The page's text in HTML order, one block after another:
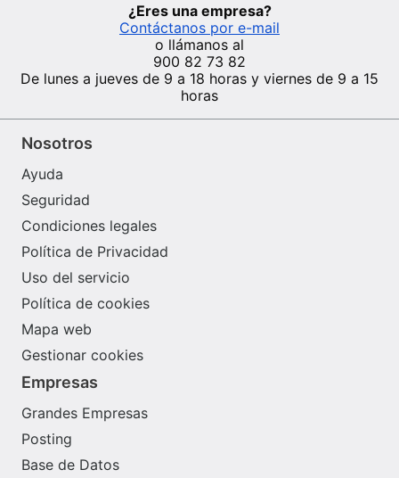
¿Eres una empresa?
Contáctanos por e-mail
o llámanos al
900 82 73 82
De lunes a jueves de 9 a 18 horas y viernes de 9 a 15
horas
Nosotros
Ayuda
Seguridad
Condiciones legales
Política de Privacidad
Uso del servicio
Política de cookies
Mapa web
Gestionar cookies
Empresas
Grandes Empresas
Posting
Base de Datos